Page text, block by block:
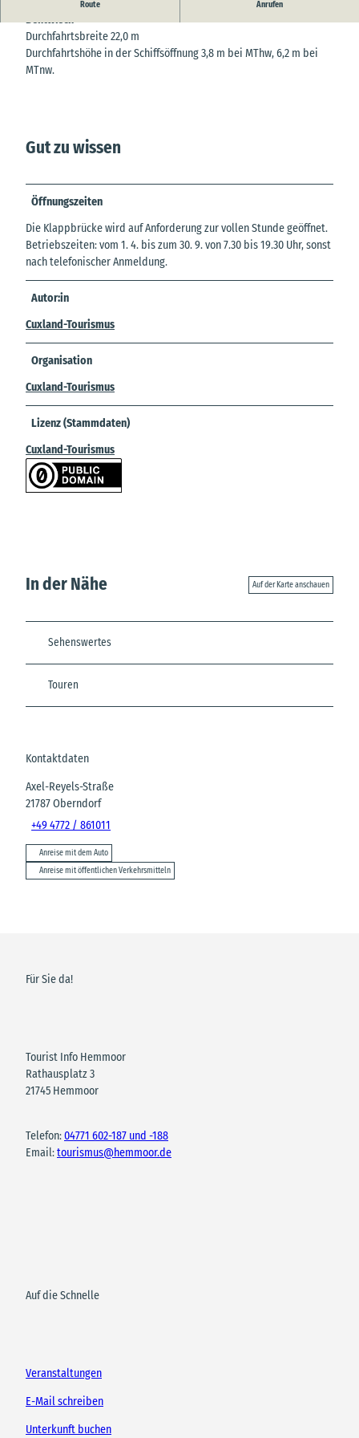
Route Anrufen
Die Klappbrücke verbindet Oberndorf mit dem Ortsteil
Bentwisch
Durchfahrtsbreite 22,0 m
Durchfahrtshöhe in der Schiffsöffnung 3,8 m bei MThw, 6,2 m bei
MTnw.
Gut zu wissen
Öffnungszeiten
Die Klappbrücke wird auf Anforderung zur vollen Stunde geöffnet.
Betriebszeiten: vom 1. 4. bis zum 30. 9. von 7.30 bis 19.30 Uhr, sonst
nach telefonischer Anmeldung.
Autor:in
Cuxland-Tourismus
Organisation
Cuxland-Tourismus
Lizenz (Stammdaten)
Cuxland-Tourismus
In der Nähe Auf der Karte anschauen
Sehenswertes
Touren
Kontaktdaten
Axel-Reyels-Straße
21787Oberndorf
+49 4772 / 861011
Anreise mit dem Auto
Anreise mit öffentlichen Verkehrsmitteln
Für Sie da!
Tourist Info Hemmoor
Rathausplatz 3
21745 Hemmoor
Telefon:04771 602-187 und -188
Email:tourismus@hemmoor.de
Auf die Schnelle
Veranstaltungen
E-Mail schreiben
Unterkunft buchen